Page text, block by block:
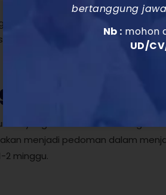
usaha di Indonesia wajib
membutuhkan waktu sekitar 1-2
Dasar
yang berisi aturan dan
menjadi pedoman dalam
2 minggu.
bertanggung
Nb : mohon
UD/